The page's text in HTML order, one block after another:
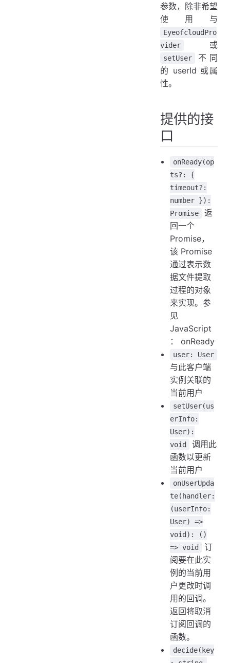
参数，除非希望
使用与
EyeofcloudPro
vider
或
setUser
不同
的 userId 或属
性。
提供的接
口
onReady(op
ts?: {
timeout?:
number }):
Promise
返
回一个
Promise，
该 Promise
通过表示数
据文件提取
过程的对象
来实现。参
见
JavaScript
： onReady
user: User
与此客户端
实例关联的
当前用户
setUser(us
erInfo:
User):
void
调用此
函数以更新
当前用户
onUserUpda
te(handler:
(userInfo:
User) =>
void): ()
=> void
订
阅要在此实
例的当前用
户更改时调
用的回调。
返回将取消
订阅回调的
函数。
decide(key